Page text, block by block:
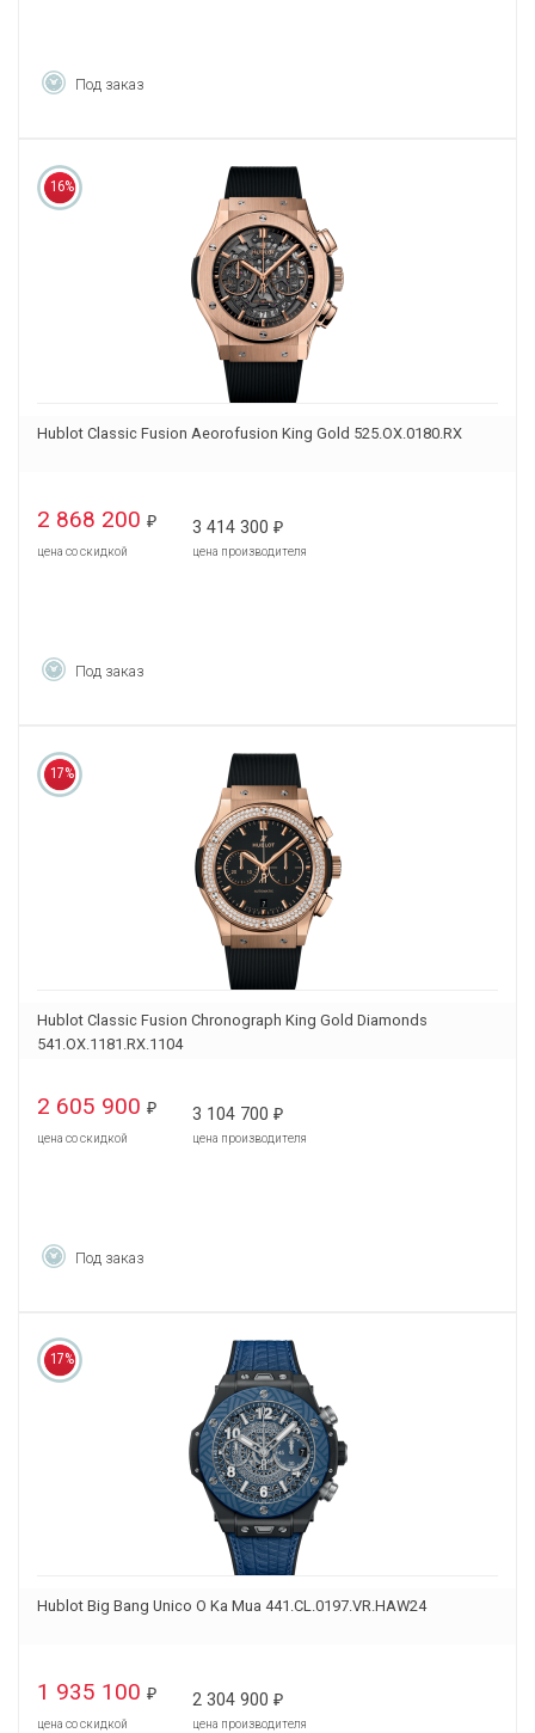
Под заказ
16%
Hublot Classic Fusion Aeorofusion King Gold 525.OX.0180.RX
2 868 200 ₽
цена со скидкой
3 414 300 ₽
цена производителя
Под заказ
17%
Hublot Classic Fusion Chronograph King Gold Diamonds
541.OX.1181.RX.1104
2 605 900 ₽
цена со скидкой
3 104 700 ₽
цена производителя
Под заказ
17%
Hublot Big Bang Unico O Ka Mua 441.CL.0197.VR.HAW24
1 935 100 ₽
цена со скидкой
2 304 900 ₽
цена производителя